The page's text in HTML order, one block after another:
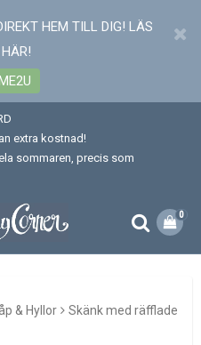
HEM TILL DIG! LÄS
extra kostnad!
sommaren, precis som
0
& Hyllor
Skänk med räfflade